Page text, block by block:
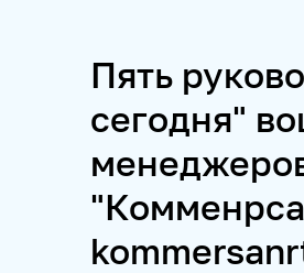
SPUTNIKPRO КОНКУРС
НОВОСТНЫЕ ЛЕНТЫ
Пять
сегодня"